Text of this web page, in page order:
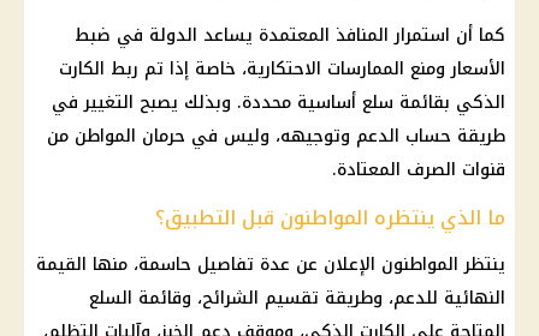
كما أن استمرار المنافذ المعتمدة يساعد الدولة في ضبط
الأسعارومنع الممارسات الاحتكارية، خاصة إذا تم ربط الكارت
الذكي بقائمة سلعأساسية محددة. وبذلك يصبح التغيير في
طريقة حساب الدعم وتوجيهه، وليس في حرمان المواطن من
قنوات الصرف المعتادة.
ما الذي ينتظره المواطنون قبل التطبيق؟
ينتظر المواطنون الإعلان عن عدة تفاصيل حاسمة، منها القيمة
النهائية للدعم، وطريقة تقسيم الشرائح، وقائمة السلع